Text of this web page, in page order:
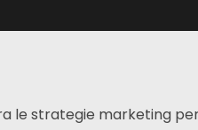
le strategie marketing